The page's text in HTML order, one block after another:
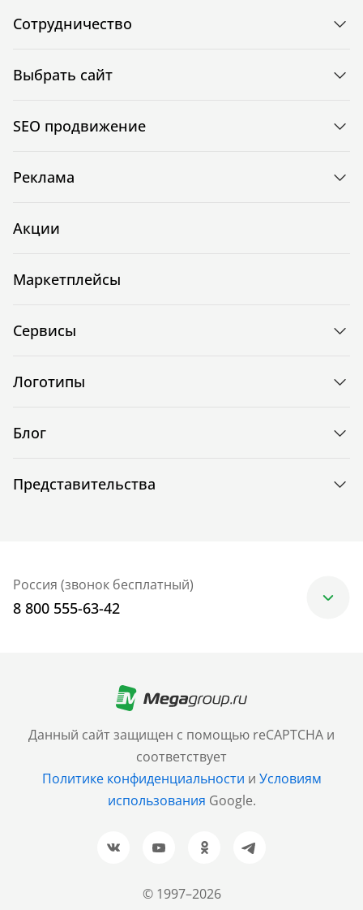
© 1997–2026
Данный сайт защищен с помощью reCAPTCHA и
соответствует
Политике конфиденциальности и Условиям
использования Google.
Сотрудничество
Выбрать сайт
SEO продвижение
Реклама
Акции
Маркетплейсы
Сервисы
Логотипы
Блог
Представительства
Россия (звонок бесплатный)
8 800 555-63-42
+7 (499) 705-30-10
Санкт-Петербург
+7 (812) 600-77-33
Барнаул
Новосибирск